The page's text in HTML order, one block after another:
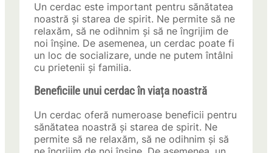
Un cerdac este important pentru sănătatea
noastră și starea de spirit. Ne permite să ne
relaxăm, să ne odihnim și să ne îngrijim de
noi înșine. De asemenea, un cerdac poate fi
un loc de socializare, unde ne putem întâlni
cu prietenii și familia.
Beneficiile unui cerdac în viața noastră
Un cerdac oferă numeroase beneficii pentru
sănătatea noastră și starea de spirit. Ne
permite să ne relaxăm, să ne odihnim și să